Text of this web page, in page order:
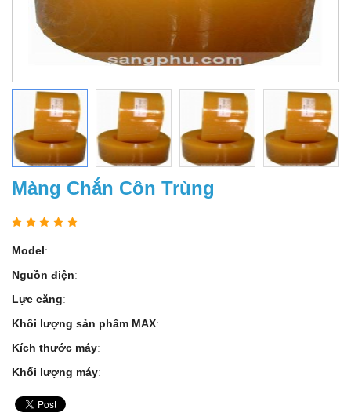
Màng Chắn Côn Trùng
Model:
Nguồn điện:
Lực căng:
Khối lượng sản phẩm MAX:
Kích thước máy:
Khối lượng máy: